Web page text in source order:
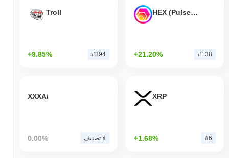
Troll
+9.85% #394
HEX (Pulsechain)
+21.20% #138
XXXAi
0.00% لا تصنيف
XRP
+1.68% #6